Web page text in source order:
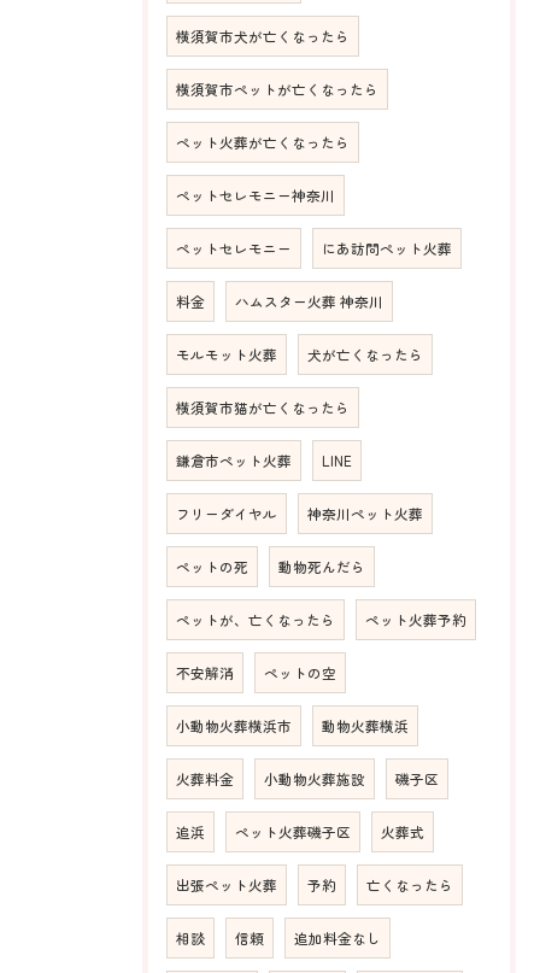
横須賀市犬が亡くなったら
横須賀市ペットが亡くなったら
ペット火葬が亡くなったら
ペットセレモニー神奈川
ペットセレモニー にあ訪問ペット火葬
料金 ハムスター火葬 神奈川
モルモット火葬 犬が亡くなったら
横須賀市猫が亡くなったら
鎌倉市ペット火葬 LINE
フリーダイヤル 神奈川ペット火葬
ペットの死 動物死んだら
ペットが、亡くなったら ペット火葬予約
不安解消 ペットの空
小動物火葬横浜市 動物火葬横浜
火葬料金 小動物火葬施設 磯子区
追浜 ペット火葬磯子区 火葬式
出張ペット火葬 予約 亡くなったら
相談 信頼 追加料金なし